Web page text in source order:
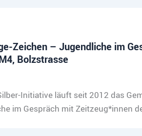
Zeichen – Jugendliche im
Bolzstrasse
Initiative läuft seit 2012 das
im Gespräch mit Zeitzeug*innen